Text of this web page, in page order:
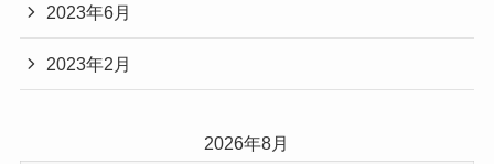
2023年6月
2023年2月
2026年8月